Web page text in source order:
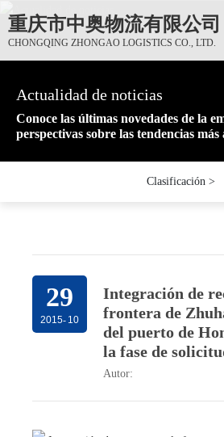
重庆市中奥物流有限公司
CHONGQING ZHONGAO LOGISTICS CO., LTD.
Actualidad de noticias
Conoce las últimas novedades de la
perspectivas sobre las tendencias más
Actualidad de noticias
Conoce las últimas novedades de la
perspectivas sobre las tendencias más
Actualidad de noticias
Conoce las últimas novedades de la
perspectivas sobre las tendencias más
Clasificación >
29
2015- 10
Integración de
frontera de
del puerto de
la fase de
Autor: